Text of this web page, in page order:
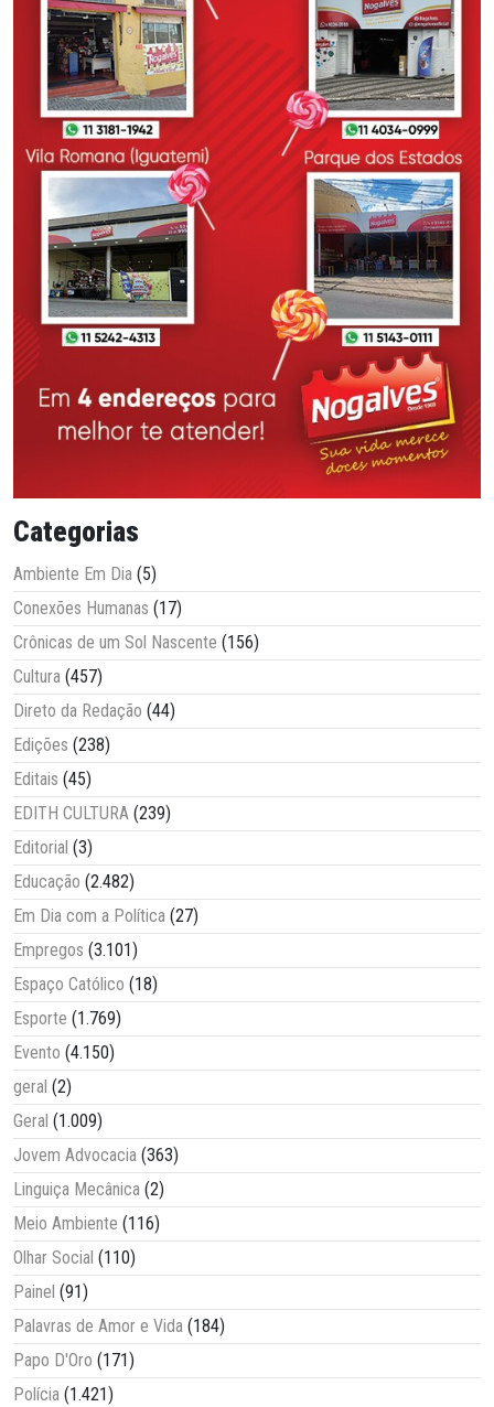
Categorias
Ambiente Em Dia (5)
Conexões Humanas (17)
Crônicas de um Sol Nascente (156)
Cultura (457)
Direto da Redação (44)
Edições (238)
Editais (45)
EDITH CULTURA (239)
Editorial (3)
Educação (2.482)
Em Dia com a Política (27)
Empregos (3.101)
Espaço Católico (18)
Esporte (1.769)
Evento (4.150)
geral (2)
Geral (1.009)
Jovem Advocacia (363)
Linguiça Mecânica (2)
Meio Ambiente (116)
Olhar Social (110)
Painel (91)
Palavras de Amor e Vida (184)
Papo D'Oro (171)
Polícia (1.421)